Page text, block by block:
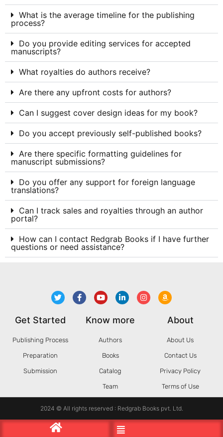
What is the average timeline for the publishing
process?
Do you provide editing services for accepted
manuscripts?
What royalties do authors receive?
Are there any upfront costs for authors?
Can I suggest cover design ideas for my book?
Do you accept previously self-published books?
Are there specific formatting guidelines for
manuscript submissions?
Do you offer any support for foreign language
translations?
Can I track sales and royalties through an author
portal?
How can I contact Redgrab Books if I have further
questions or need assistance?
Get Started
Publishing Process
Preparation
Submission
Know more
Authors
Books
Catalog
Team
About
About Us
Contact Us
Privacy Policy
Terms of Use
2024 © All rights reserved : Redgrab Books pvt. Ltd.